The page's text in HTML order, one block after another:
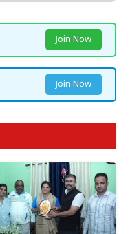
Join Now
Join Now